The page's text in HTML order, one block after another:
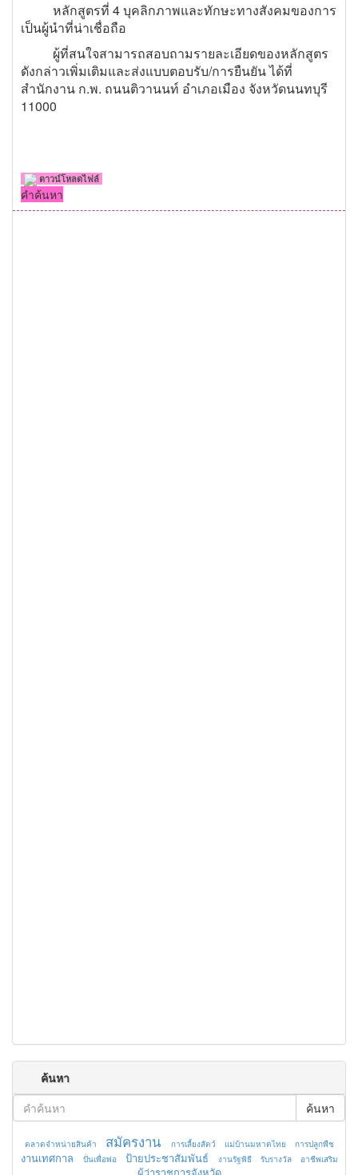
หลักสูตรที่ 4 บุคลิกภาพและทักษะทางสังคมของการ
เป็นผู้นำที่น่าเชื่อถือ
ผู้ที่สนใจสามารถสอบถามรายละเอียดของหลักสูตร
ดังกล่าวเพิ่มเติมและส่งแบบตอบรับ/การยืนยัน ได้ที่
สำนักงาน ก.พ. ถนนติวานนท์ อำเภอเมือง จังหวัดนนทบุรี
11000
ดาวน์โหลดไฟล์
คำค้นหา
ค้นหา
ค้นหา
ตลาดจำหน่ายสินค้า สมัครงาน การเลี้ยงสัตว์ แม่บ้านมหาดไทย การปลูกพืช
งานเทศกาล ปั่นเพื่อพ่อ ป้ายประชาสัมพันธ์ งานรัฐพิธี รับรางวัล อาชีพเสริม